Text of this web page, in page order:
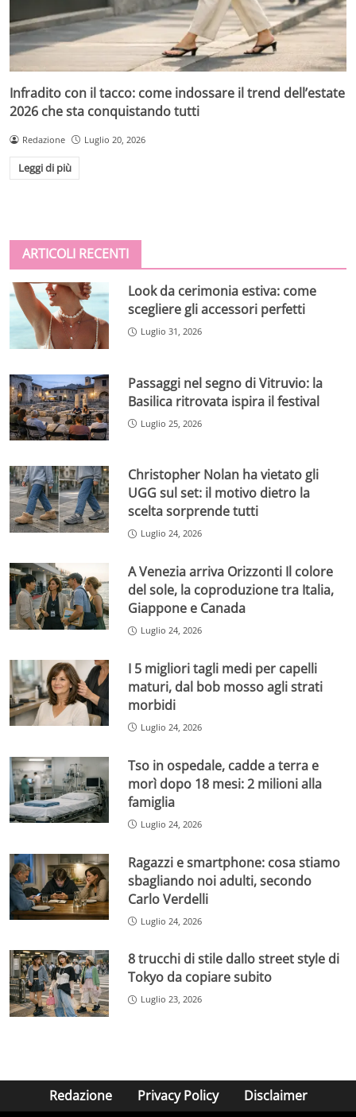
Infradito con il tacco: come indossare il trend dell’estate
2026 che sta conquistando tutti
Redazione Luglio 20, 2026
Leggi di più
ARTICOLI RECENTI
Look da cerimonia estiva: come
scegliere gli accessori perfetti
Luglio 31, 2026
Passaggi nel segno di Vitruvio: la
Basilica ritrovata ispira il festival
Luglio 25, 2026
Christopher Nolan ha vietato gli
UGG sul set: il motivo dietro la
scelta sorprende tutti
Luglio 24, 2026
A Venezia arriva Orizzonti Il colore
del sole, la coproduzione tra Italia,
Giappone e Canada
Luglio 24, 2026
I 5 migliori tagli medi per capelli
maturi, dal bob mosso agli strati
morbidi
Luglio 24, 2026
Tso in ospedale, cadde a terra e
morì dopo 18 mesi: 2 milioni alla
famiglia
Luglio 24, 2026
Ragazzi e smartphone: cosa stiamo
sbagliando noi adulti, secondo
Carlo Verdelli
Luglio 24, 2026
8 trucchi di stile dallo street style di
Tokyo da copiare subito
Luglio 23, 2026
Redazione Privacy Policy Disclaimer